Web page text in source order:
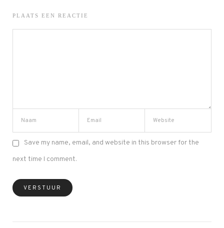
PLAATS EEN REACTIE
Save my name, email, and website in this browser for the
next time I comment.